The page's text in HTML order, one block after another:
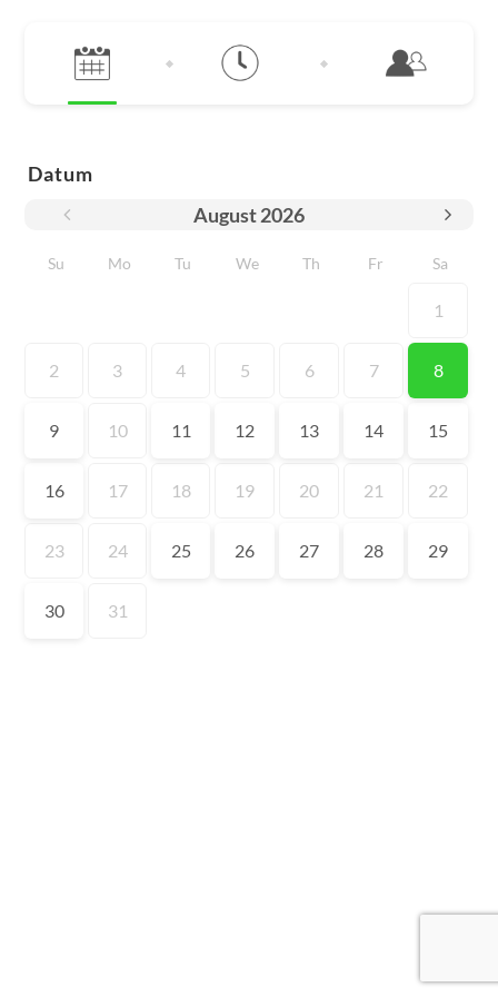
Datum
August2026
Su Mo Tu We Th Fr Sa
1
2 3 4 5 6 7 8
9 10 11 12 13 14 15
16 17 18 19 20 21 22
23 24 25 26 27 28 29
30 31